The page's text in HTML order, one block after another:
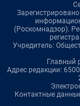
(Роскомнадзор).
Учредитель:
Главный
Адрес редакции:
Контактные